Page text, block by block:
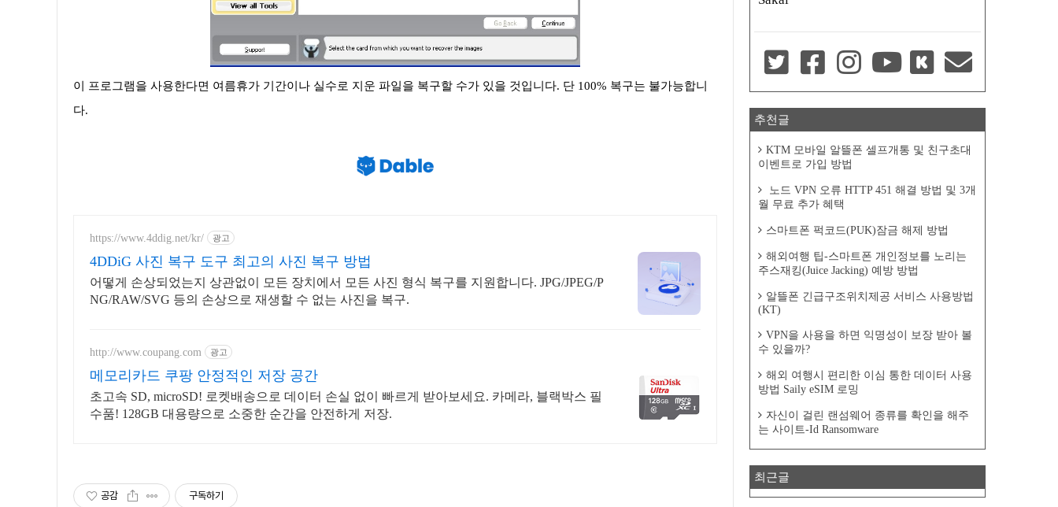
이 프로그램을 사용한다면 여름휴가 기간이나 실수로 지운 파일을 복구할 수가 있을 것입니다. 단 100% 복구는 불가능합니
다.
https://www.4ddig.net/kr/ 광고
4DDiG 사진 복구 도구 최고의 사진 복구 방법
어떻게 손상되었는지 상관없이 모든 장치에서 모든 사진 형식 복구를 지원합니다. JPG/JPEG/P
NG/RAW/SVG 등의 손상으로 재생할 수 없는 사진을 복구.
http://www.coupang.com 광고
메모리카드 쿠팡 안정적인 저장 공간
초고속 SD, microSD! 로켓배송으로 데이터 손실 없이 빠르게 받아보세요. 카메라, 블랙박스 필
수품! 128GB 대용량으로 소중한 순간을 안전하게 저장.
공감 구독하기
추천글
KTM 모바일 알뜰폰 셀프개통 및 친구초대
이벤트로 가입 방법
노드 VPN 오류 HTTP 451 해결 방법 및 3개
월 무료 추가 혜택
스마트폰 퍽코드(PUK)잠금 해제 방법
해외여행 팁-스마트폰 개인정보를 노리는
주스재킹(Juice Jacking) 예방 방법
알뜰폰 긴급구조위치제공 서비스 사용방법
(KT)
VPN을 사용을 하면 익명성이 보장 받아 볼
수 있을까?
해외 여행시 편리한 이심 통한 데이터 사용
방법 Saily eSIM 로밍
자신이 걸린 랜섬웨어 종류를 확인을 해주
는 사이트-Id Ransomware
최근글